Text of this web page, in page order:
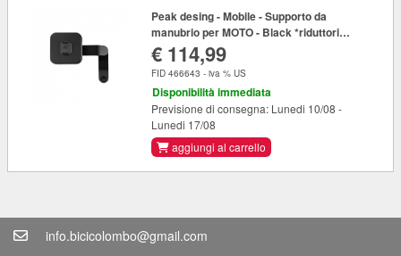
Peak desing - Mobile - Supporto da
manubrio per MOTO - Black *riduttori
diametro all'interno / con Antivibrazione
€ 114,99
FID 466643 - iva % US
Disponibilità immediata
Previsione di consegna: Lunedi 10/08 -
Lunedi 17/08
aggiungi al carrello
info.bicicolombo@gmail.com